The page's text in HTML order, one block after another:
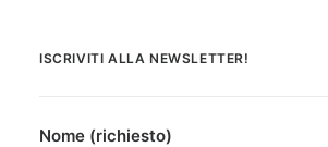
ISCRIVITI ALLA NEWSLETTER!
Nome (richiesto)